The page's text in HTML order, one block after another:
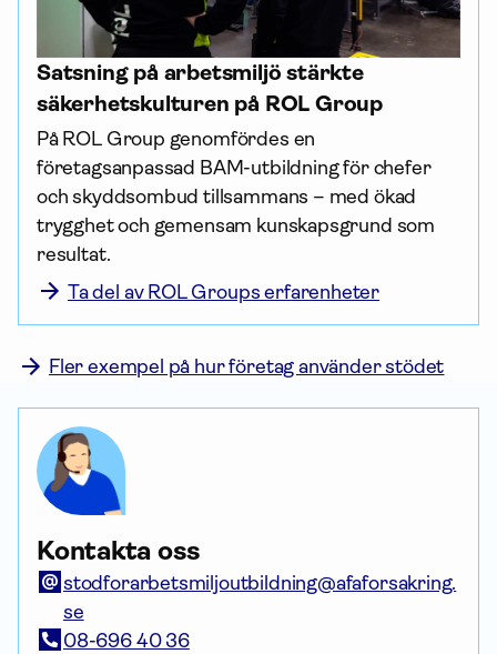
Satsning på arbetsmiljö stärkte
säkerhetskulturen på ROL Group
På ROL Group genomfördes en
företagsanpassad BAM-utbildning för chefer
och skydds­ombud tillsammans – med ökad
trygghet och gemensam kunskapsgrund som
resultat.
Ta del av ROL Groups erfarenheter
Fler exempel på hur företag använder stödet
Kontakta oss
stodforarbetsmiljoutbildning@afaforsakring.
se
08-696 40 36